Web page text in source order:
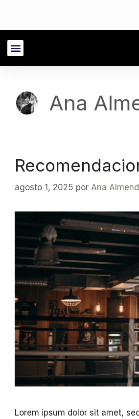
Ana
agosto 1, 2025 por Ana
Lorem ipsum dolor sit amet,